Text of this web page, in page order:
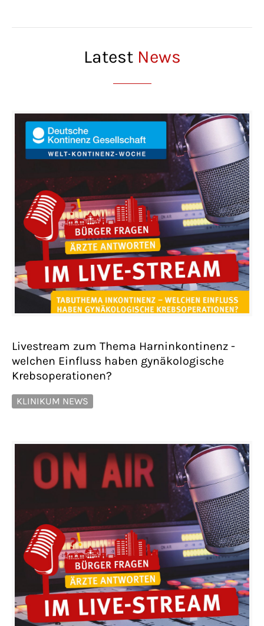
Latest News
Livestream zum Thema Harninkontinenz -
welchen Einfluss haben gynäkologische
Krebsoperationen?
KLINIKUM NEWS